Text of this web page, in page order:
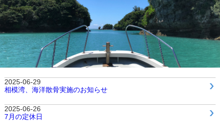
2025-06-29
相模湾、海洋散骨実施のお知らせ
2025-06-26
7月の定休日